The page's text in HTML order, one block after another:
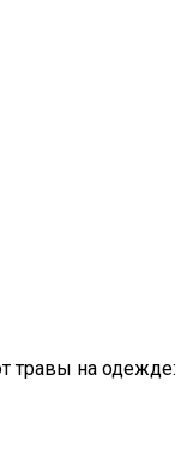
травы на одежде: